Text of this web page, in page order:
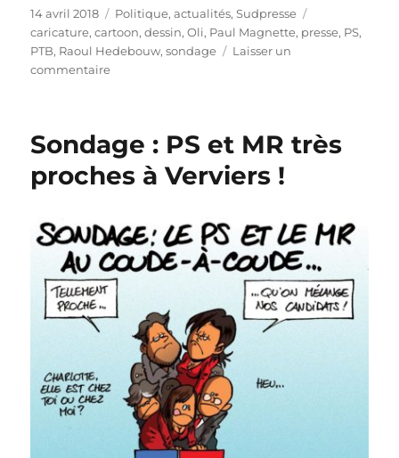
Publié
le
14 avril 2018 Catégories
Politique, actualités,Sudpresse
caricature,cartoon,dessin,Oli, Paul Magnette, presse, PS,
PTB, Raoul Hedebouw,sondage
Laisser un
commentairesur
PS
remonte
à
Sondage : PS et MR très
proches à Verviers !